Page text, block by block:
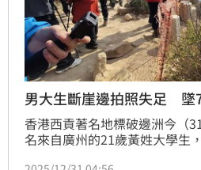
男大生斷崖邊拍照失足 墜
香港西貢著名地標破邊洲今（
名來自廣州的21歲黃姓大學生